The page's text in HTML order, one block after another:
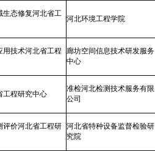
生态修复河北省工
河北环境工程学院
用技术河北省工程
廊坊空间信息技术研发服务
中心
工程研究中心
准检河北检测技术服务有限
公司
评价河北省工程研
河北省特种设备监督检验研
究院